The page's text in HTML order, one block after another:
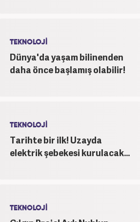
TEKNOLOJİ
Dünya'da yaşam bilinenden
daha önce başlamış olabilir!
TEKNOLOJİ
Tarihte bir ilk! Uzayda
elektrik şebekesi kurulacak...
TEKNOLOJİ